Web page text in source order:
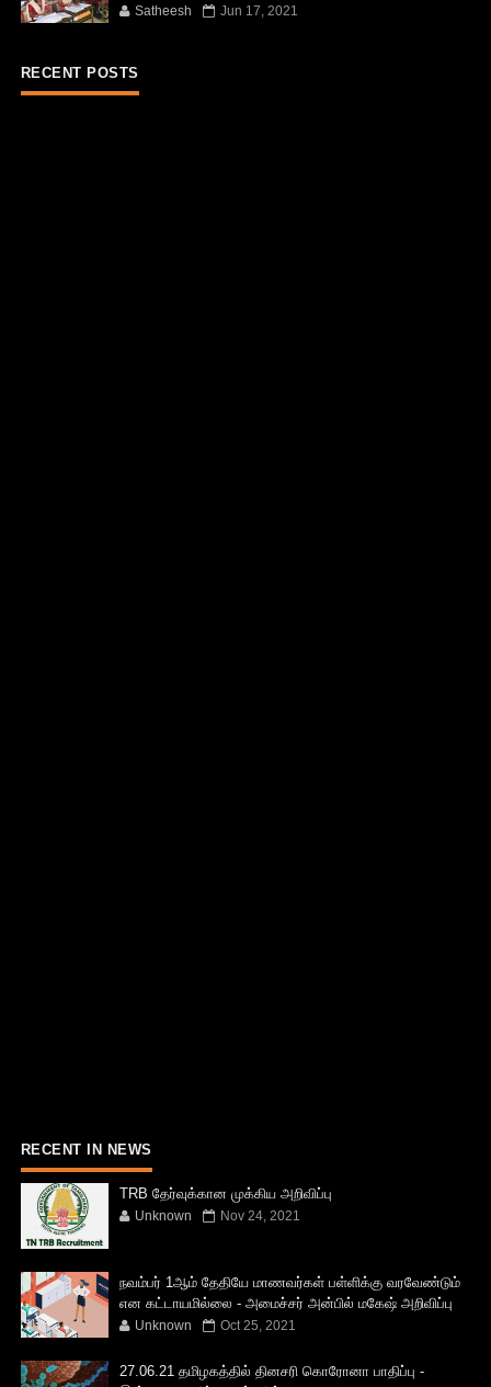
Satheesh Jun 17, 2021
RECENT POSTS
RECENT IN NEWS
TRB தேர்வுக்கான முக்கிய அறிவிப்பு
Unknown Nov 24, 2021
நவம்பர் 1ஆம் தேதியே மாணவர்கள் பள்ளிக்கு வரவேண்டும்
என கட்டாயமில்லை - அமைச்சர் அன்பில் மகேஷ் அறிவிப்பு
Unknown Oct 25, 2021
27.06.21 தமிழகத்தில் தினசரி கொரோனா பாதிப்பு -